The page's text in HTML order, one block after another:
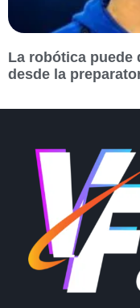
La robótica puede
desde la